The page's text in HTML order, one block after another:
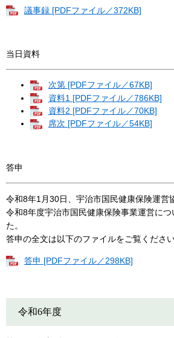
議事録 [PDFファイル／372KB]
当日資料
次第 [PDFファイル／67KB]
資料1 [PDFファイル／786KB]
資料2 [PDFファイル／70KB]
席次 [PDFファイル／54KB]
答申
令和8年1月30日、宇治市国民健康保険運営
令和8年度宇治市国民健康保険事業運営に
た。
答申の全文は以下のファイルをご覧ください
答申 [PDFファイル／298KB]
令和6年度